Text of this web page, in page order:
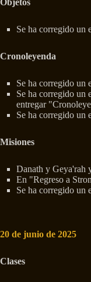
Se ha corregido un
Cronoleyenda
Se ha corregido un
Se ha corregido un
entregar
Se ha corregido un
Misiones
Danath y Geya'rah
En "Regreso a
Se ha corregido un
20 de junio de 2025
Clases